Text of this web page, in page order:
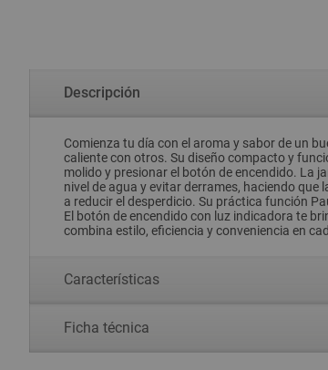
Descripción
Comienza tu día con el aroma y sabor de un
caliente con otros. Su diseño compacto y
molido y presionar el botón de encendido. La
nivel de agua y evitar derrames, haciendo
a reducir el desperdicio. Su práctica función
El botón de encendido con luz indicadora te
combina estilo, eficiencia y conveniencia en
Características
Ficha técnica